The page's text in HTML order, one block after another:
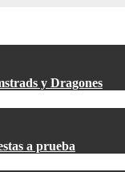
y Dragones
a prueba